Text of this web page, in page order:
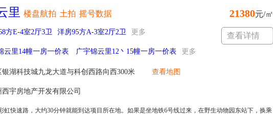
里 楼盘航拍 土拍 摇号数据
方E-4室2厅3卫 洋房95方A-3室2厅2卫 更多
云里14幢一房一价表 广宇锦云里12丶15幢一房一价表 更多
银湖科技城九龙大道与科创西路向西300米 查看地图
西宇房地产开发有限公司
21380元/㎡
查看详情
快速路，大约30分钟就能到达项目所在地。如果是坐地铁6号线过来，在野生动物园东站下，换乘